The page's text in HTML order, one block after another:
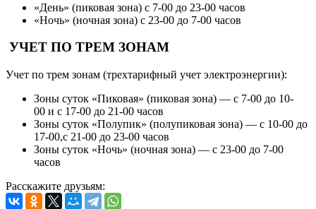
«День» (пиковая зона) с 7-00 до 23-00 часов
«Ночь» (ночная зона) с 23-00 до 7-00 часов
УЧЕТ ПО ТРЕМ ЗОНАМ
Учет по трем зонам (трехтарифный учет электроэнергии):
Зоны суток «Пиковая» (пиковая зона) — с 7-00 до 10-
00 и с 17-00 до 21-00 часов
Зоны суток «Полупик» (полупиковая зона) — с 10-00 до
17-00,с 21-00 до 23-00 часов
Зоны суток «Ночь» (ночная зона) — с 23-00 до 7-00
часов
Расскажите друзьям: